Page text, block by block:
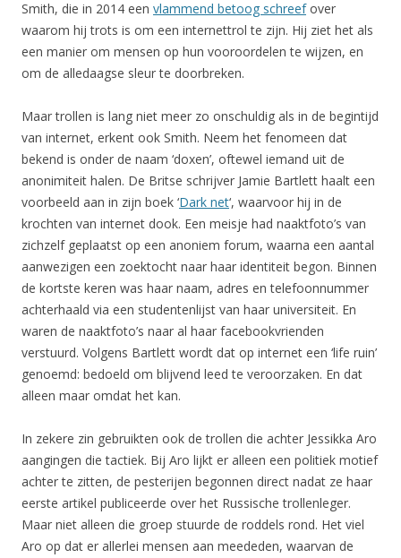
Smith, die in 2014 een vlammend betoog schreefover
waarom hij trots is om een internettrol te zijn. Hij ziet het als
een manier om mensen op hun vooroordelen te wijzen, en
om de alledaagse sleur te doorbreken.
Maar trollen is lang niet meer zo onschuldig als in de begintijd
van internet, erkent ook Smith. Neem het fenomeen dat
bekend is onder de naam ‘doxen’, oftewel iemand uit de
anonimiteit halen. De Britse schrijver Jamie Bartlett haalt een
voorbeeld aan in zijn boek ‘Dark net‘, waarvoor hij in de
krochten van internet dook. Een meisje had naaktfoto’s van
zichzelf geplaatst op een anoniem forum, waarna een aantal
aanwezigen een zoektocht naar haar identiteit begon. Binnen
de kortste keren was haar naam, adres en telefoonnummer
achterhaald via een studentenlijst van haar universiteit. En
waren de naaktfoto’s naar al haar facebookvrienden
verstuurd. Volgens Bartlett wordt dat op internet een ‘life ruin’
genoemd: bedoeld om blijvend leed te veroorzaken. En dat
alleen maar omdat het kan.
In zekere zin gebruikten ook de trollen die achter Jessikka Aro
aangingen die tactiek. Bij Aro lijkt er alleen een politiek motief
achter te zitten, de pesterijen begonnen direct nadat ze haar
eerste artikel publiceerde over het Russische trollenleger.
Maar niet alleen die groep stuurde de roddels rond. Het viel
Aro op dat er allerlei mensen aan meededen, waarvan de